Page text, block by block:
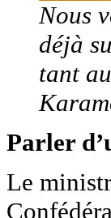
Nous
déjà
tant
Parler
Le